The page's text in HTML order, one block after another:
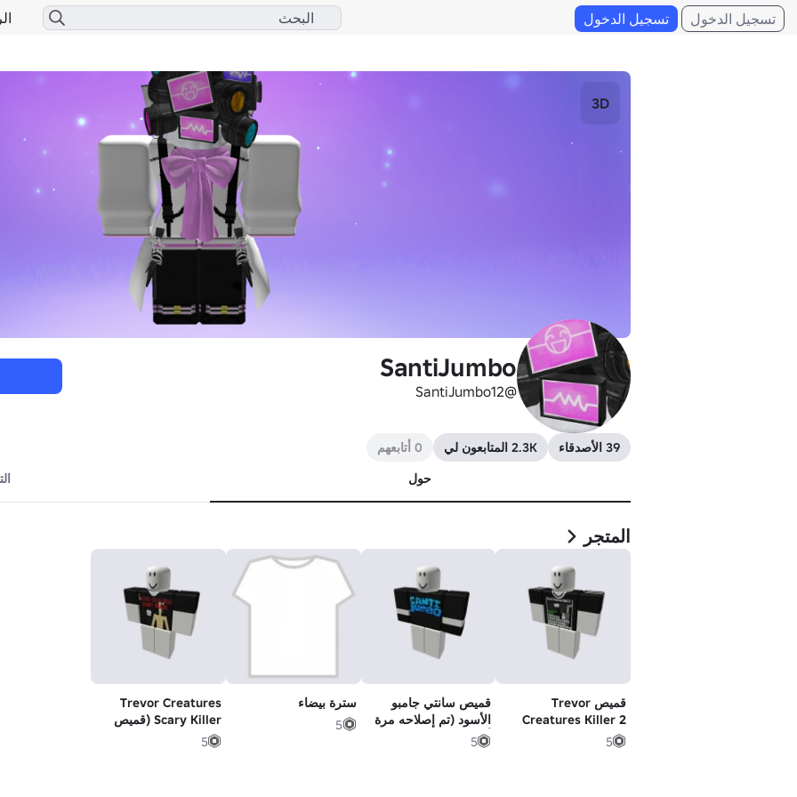
تسجيل الدخول تسجيل الدخول
3D
SantiJumbo
@SantiJumbo12
39 الأصدقاء 2.3K المتابعون لي
0 أتابعهم
حول
المتجر
قميص Trevor
Creatures Killer 2
(اللون: B&W)
5
قميص سانتي جامبو
الأسود (تم إصلاحه مرة
أخرى)
5
سترة بيضاء
5
Trevor Creatures
Scary Killer (قميص
Roblox Game)
5